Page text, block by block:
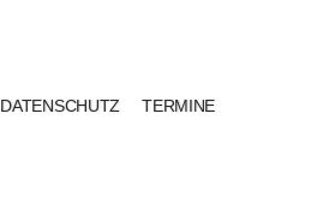
DATENSCHUTZ TERMINE